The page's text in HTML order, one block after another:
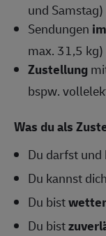
und Samstag)
Sendungen
max. 31,5 kg)
Zustellung
bspw.
Was du als
Du darfst und
Du kannst
Du bist
Du bist